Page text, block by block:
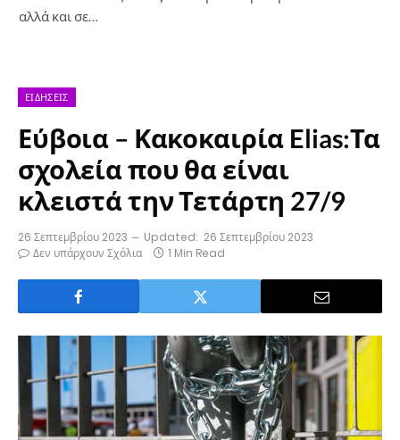
αλλά και σε…
ΕΙΔΉΣΕΙΣ
Εύβοια – Κακοκαιρία Elias:Τα
σχολεία που θα είναι
κλειστά την Τετάρτη 27/9
26 Σεπτεμβρίου 2023 Updated: 26 Σεπτεμβρίου 2023
Δεν υπάρχουν Σχόλια
1 Min Read